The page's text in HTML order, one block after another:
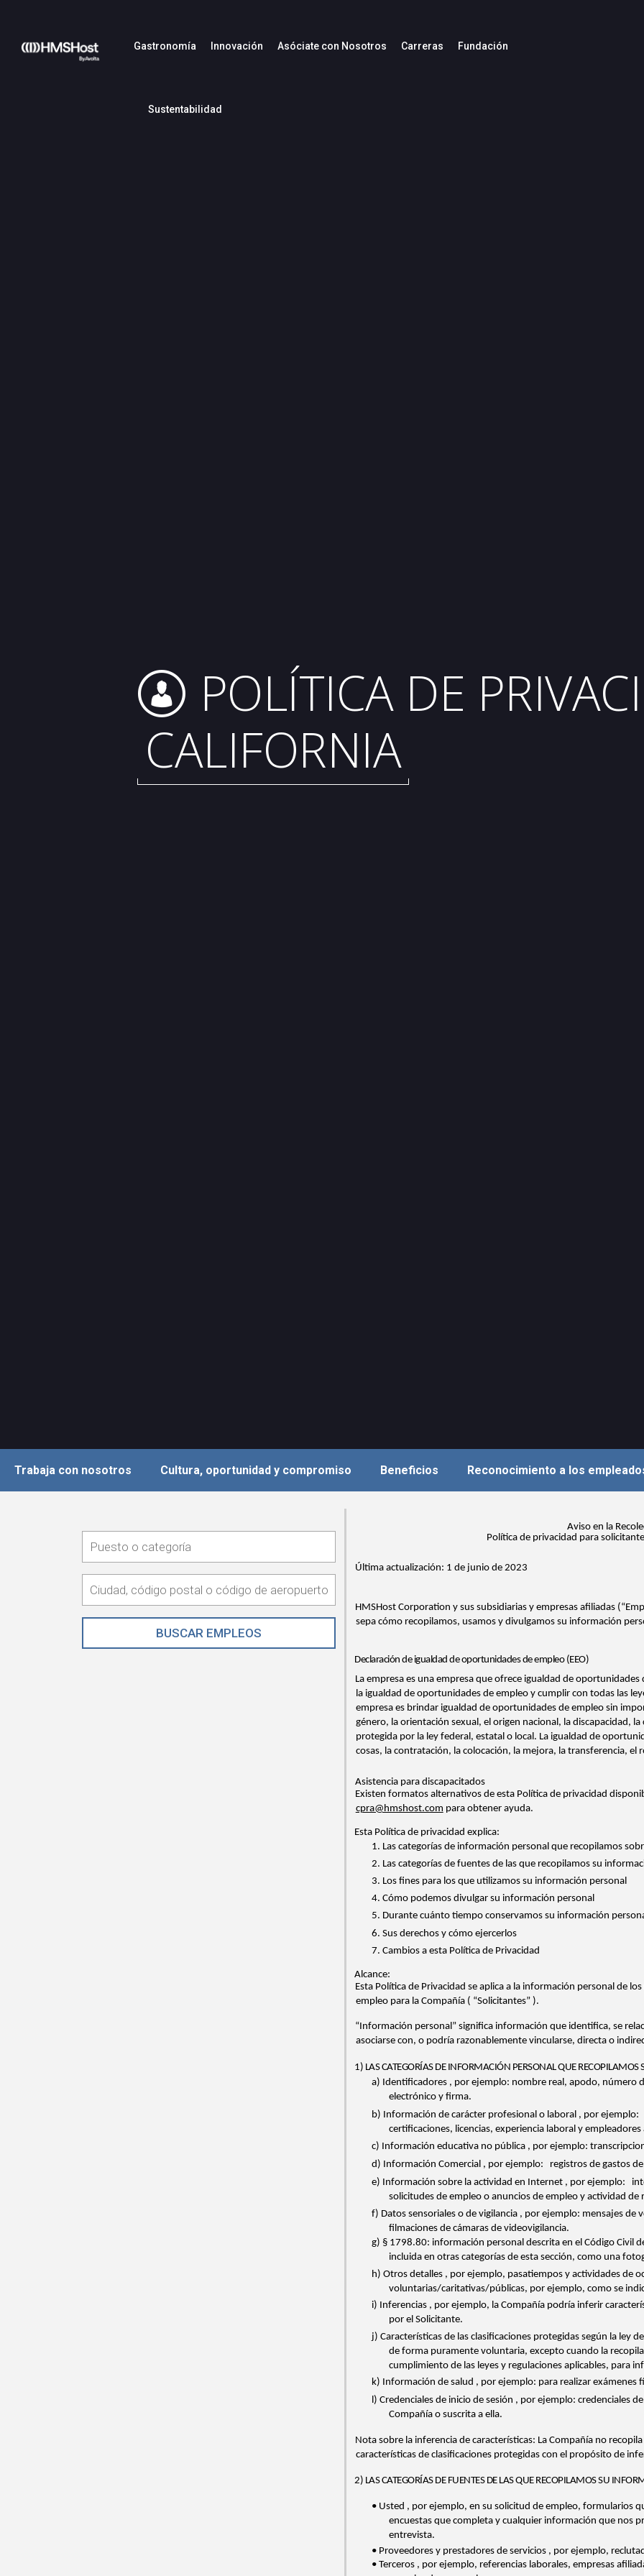
Gastronomía Innovación Asóciate con Nosotros Carreras Fundación
Sustentabilidad
POLÍTICA DE
CALIFORNIA
Trabaja con nosotros Cultura, oportunidad y compromiso Beneficios Reconocimiento a los
Aviso en la
Política de privacidad para
Última actualización: 1 de junio de 2023
HMSHost Corporation y sus subsidiarias y empresas afiliadas
sepa cómo recopilamos, usamos y divulgamos su información
Declaración de igualdad de oportunidades de empleo (EEO)
La empresa es una empresa que ofrece igualdad de
la igualdad de oportunidades de empleo y cumplir con todas las
empresa es brindar igualdad de oportunidades de empleo sin
género, la orientación sexual, el origen nacional, la discapacidad,
protegida por la ley federal, estatal o local. La igualdad de
cosas, la contratación, la colocación, la mejora, la transferencia, el
Asistencia para discapacitados
Existen formatos alternativos de esta Política de privacidad
cpra@hmshost.com para obtener ayuda.
Esta Política de privacidad explica:
1. Las categorías de información personal que recopilamos
2. Las categorías de fuentes de las que recopilamos su
3. Los fines para los que utilizamos su información personal
4. Cómo podemos divulgar su información personal
5. Durante cuánto tiempo conservamos su información
6. Sus derechos y cómo ejercerlos
7. Cambios a esta Política de Privacidad
Alcance:
Esta Política de Privacidad se aplica a la información personal de
empleo para la Compañía ( “Solicitantes”).
“Información personal” significa información que identifica, se
asociarse con, o podría razonablemente vincularse, directa o
1) LAS CATEGORÍAS DE INFORMACIÓN PERSONAL QUE RECOPILAMOS
a) Identificadores , por ejemplo: nombre real, apodo, número
electrónico y firma.
b) Información de carácter profesional o laboral , por ejemplo:
certificaciones, licencias, experiencia laboral y
c) Información educativa no pública , por ejemplo:
d) Información Comercial , por ejemplo:
registros de gastos
e) Información sobre la actividad en Internet , por ejemplo:
solicitudes de empleo o anuncios de empleo y actividad de
f) Datos sensoriales o de vigilancia , por ejemplo: mensajes de
filmaciones de cámaras de videovigilancia.
g) § 1798.80: información personal descrita en el Código Civil
incluida en otras categorías de esta sección, como una
h) Otros detalles , por ejemplo, pasatiempos y actividades de
voluntarias/caritativas/públicas, por ejemplo, como se
i) Inferencias , por ejemplo, la Compañía podría inferir
por el Solicitante.
j) Características de las clasificaciones protegidas según la ley
de forma puramente voluntaria, excepto cuando la
cumplimiento de las leyes y regulaciones aplicables, para
k) Información de salud , por ejemplo: para realizar exámenes
l) Credenciales de inicio de sesión , por ejemplo: credenciales
Compañía o suscrita a ella.
Nota sobre la inferencia de características: La Compañía no
características de clasificaciones protegidas con el propósito de
2) LAS CATEGORÍAS DE FUENTES DE LAS QUE RECOPILAMOS SU
• Usted , por ejemplo, en su solicitud de empleo, formularios
encuestas que completa y cualquier información que nos
entrevista.
• Proveedores y prestadores de servicios , por ejemplo,
•Terceros , por ejemplo, referencias laborales, empresas